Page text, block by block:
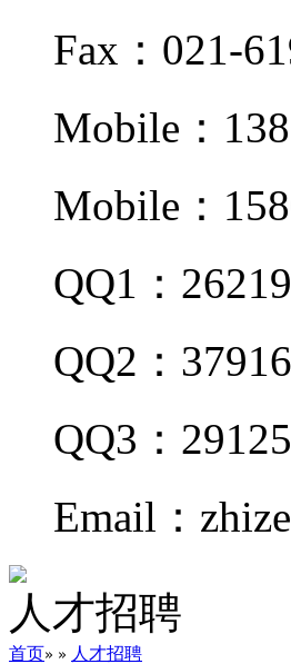
Fax：021-
Mobile：
Mobile：
QQ1：
QQ2：
QQ3：
Email：
人才招聘
首页» » 人才招聘